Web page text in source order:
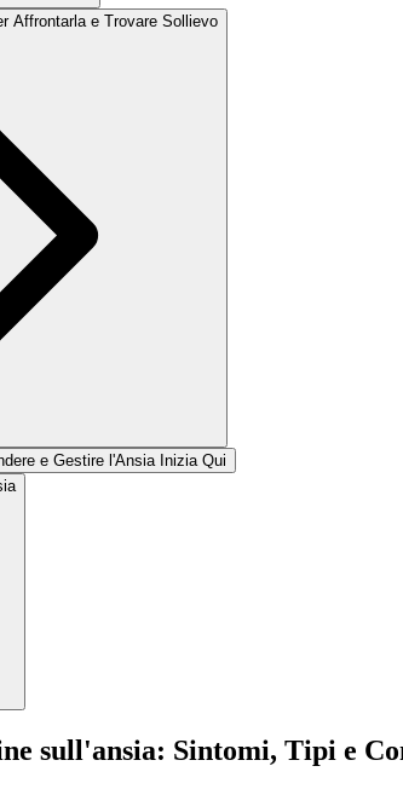
Affrontarla e Trovare Sollievo
e Gestire l'Ansia Inizia Qui
sull'ansia: Sintomi, Tipi e